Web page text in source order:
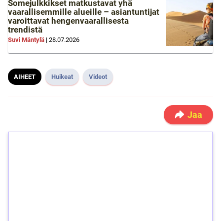
Somejulkkikset matkustavat yhä
vaarallisemmille alueille – asiantuntijat
varoittavat hengenvaarallisesta
trendistä
Suvi Mäntylä | 28.07.2026
AIHEET Huikeat Videot
Jaa